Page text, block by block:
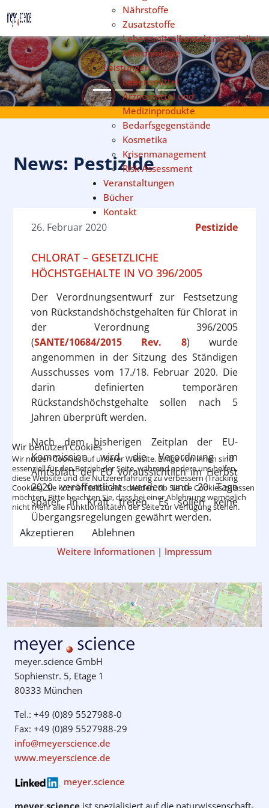
Nährstoffe
Zusatzstoffe
Lebensmittelkontaktmaterialien
Mikrobiologie
Leistungen
Lebensmittel
Arzneimittel und
Medizinprodukte
Bedarfsgegenstände
Kosmetika
Krisenmanagement
Risk Assessment
Veranstaltungen
Bücher
Kontakt
Sprache auswählen
Previous Next
News: Pestizide
26. Februar 2020 Pestizide
CHLORAT – GESETZLICHE
HÖCHSTGEHALTE IN VO 396/2005
Der Verordnungsentwurf zur Festsetzung
von Rückstandshöchstgehalten für Chlorat in
der Verordnung 396/2005
(SANTE/10684/2015 Rev. 8) wurde
angenommen in der Sitzung des Ständigen
Ausschusses vom 17./18. Februar 2020. Die
darin definierten temporären
Rückstandshöchstgehalte sollen nach 5
Jahren überprüft werden.
Nach dem bisherigen Zeitplan der EU-
Kommission wird die Verordnung im
Amtsblatt der EU voraussichtlich im Herbst
2020 veröffentlicht werden und 20 Tage
später in Kraft treten. Es sollen keine
Übergangsregelungen gewährt werden.
meyer.science GmbH
Sophienstr. 5, Etage 1
80333 München
Tel.: +49 (0)89 5527988-0
Fax: +49 (0)89 5527988-29
info@meyerscience.de
www.meyerscience.de
meyer.science
Wir benutzen Cookies
Wir nutzen Cookies auf unserer Website. Einige von ihnen sind
essenziell für den Betrieb der Seite, während andere uns helfen,
diese Website und die Nutzererfahrung zu verbessern (Tracking
Cookies). Sie können selbst entscheiden, ob Sie die Cookies zulassen
möchten. Bitte beachten Sie, dass bei einer Ablehnung womöglich
nicht mehr alle Funktionalitäten der Seite zur Verfügung stehen.
Akzeptieren Ablehnen
Weitere Informationen | Impressum